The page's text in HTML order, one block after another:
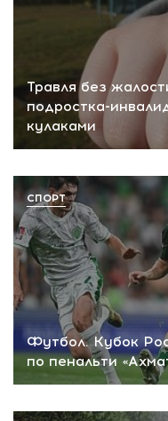
Травля без
подростка-
кулаками
Футбол. Кубок
по пенальти
СПОРТ